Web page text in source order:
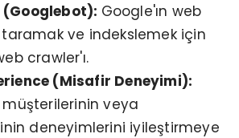
Google'ın web
taramak ve indekslemek için
crawler'ı.
(Misafir Deneyimi):
müşterilerinin veya
deneyimlerini iyileştirmeye